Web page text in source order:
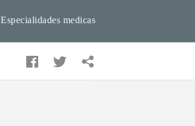
Especialidades medicas